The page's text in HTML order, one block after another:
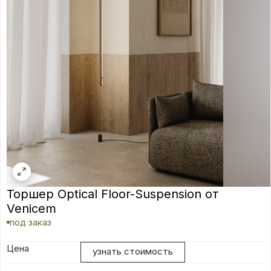
Торшер Optical Floor-Suspension от
Venicem
под заказ
Цена узнать стоимость